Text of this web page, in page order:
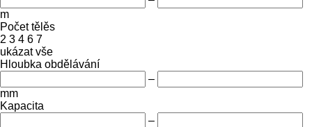
m
Počet tělěs
2 3 4 6 7
ukázat vše
Hloubka obdělávání
–
mm
Kapacita
–